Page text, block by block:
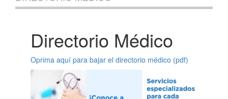
Directorio Médico
Oprima aquí para bajar el directorio médico (pdf)